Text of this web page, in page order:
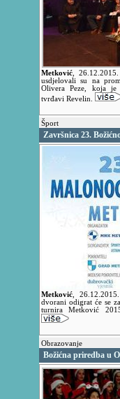
Metković ,
usdjelovali su na
Olivera Peze, koja je
tvrđavi Revelin.
Šport
Završnica 23.
Metković
dvorani odigrat će se
turnira Metković
Obrazovanje
Božićna priredba u